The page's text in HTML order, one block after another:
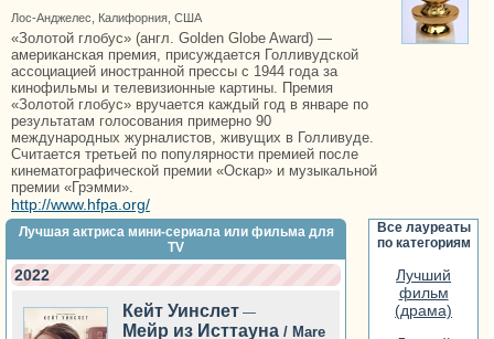
Лос-Анджелес, Калифорния, США
«Золотой глобус» (англ. Golden Globe Award) —
американская премия, присуждается Голливудской
ассоциацией иностранной прессы с 1944 года за
кинофильмы и телевизионные картины. Премия
«Золотой глобус» вручается каждый год в январе по
результатам голосования примерно 90
международных журналистов, живущих в Голливуде.
Считается третьей по популярности премией после
кинематографической премии «Оскар» и музыкальной
премии «Грэмми».
http://www.hfpa.org/
Все лауреаты
по категориям
Лучший
фильм
(драма)
Лучшая актриса мини-сериала или фильма для
TV
2022
Кейт Уинслет —
Мейр из Исттауна / Mare